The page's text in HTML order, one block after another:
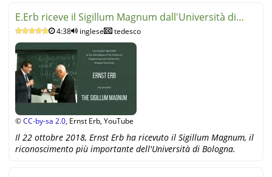
E.Erb riceve il Sigillum Magnum dall'Università di
Bologna4:38 inglese tedesco
©CC-by-sa 2.0, Ernst Erb, YouTube
Il 22 ottobre 2018, Ernst Erb ha ricevuto il Sigillum Magnum, il
riconoscimento più importante dell'Università di Bologna.